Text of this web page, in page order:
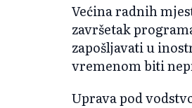
Većina radnih
završetak
zapošljavati u
vremenom biti
Uprava pod